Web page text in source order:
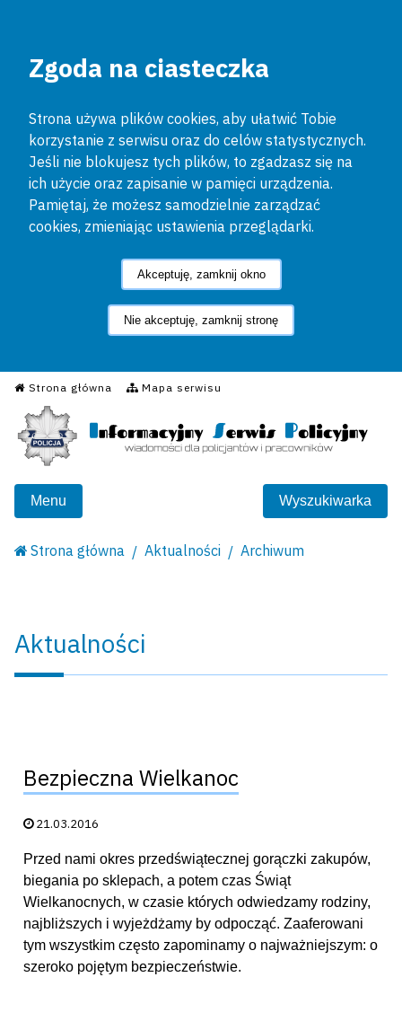
Zgoda na ciasteczka
Strona używa plików cookies, aby ułatwić Tobie
korzystanie z serwisu oraz do celów statystycznych.
Jeśli nie blokujesz tych plików, to zgadzasz się na
ich użycie oraz zapisanie w pamięci urządzenia.
Pamiętaj, że możesz samodzielnie zarządzać
cookies, zmieniając ustawienia przeglądarki.
Akceptuję, zamknij okno
Nie akceptuję, zamknij stronę
Strona główna Mapa serwisu
Informacyjny Serwis
Menu Wyszukiwarka
Strona główna Aktualności Archiwum
Aktualności
Bezpieczna Wielkanoc
Data publikacji:
21.03.2016
Przed nami okres przedświątecznej gorączki zakupów,
biegania po sklepach, a potem czas Świąt
Wielkanocnych, w czasie których odwiedzamy rodziny,
najbliższych i wyjeżdżamy by odpocząć. Zaaferowani
tym wszystkim często zapominamy o najważniejszym: o
szeroko pojętym bezpieczeństwie.